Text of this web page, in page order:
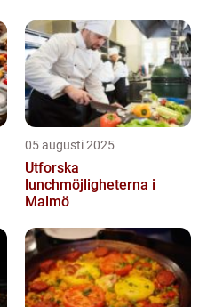
05 augusti 2025
Utforska
lunchmöjligheterna i
Malmö